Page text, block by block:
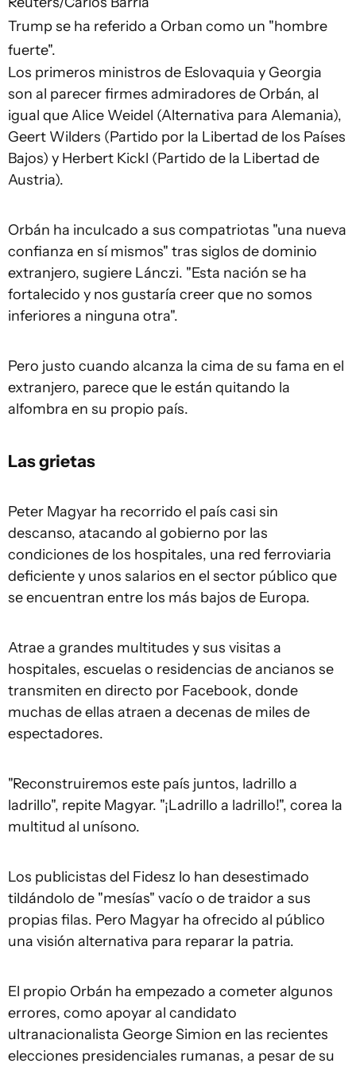
Trump se ha referido a Orban como un "hombre
fuerte".
Los primeros ministros de Eslovaquia y Georgia
son al parecer firmes admiradores de Orbán, al
igual que Alice Weidel (Alternativa para Alemania),
Geert Wilders (Partido por la Libertad de los Países
Bajos) y Herbert Kickl (Partido de la Libertad de
Austria).
Orbán ha inculcado a sus compatriotas "una nueva
confianza en sí mismos" tras siglos de dominio
extranjero, sugiere Lánczi. "Esta nación se ha
fortalecido y nos gustaría creer que no somos
inferiores a ninguna otra".
Pero justo cuando alcanza la cima de su fama en el
extranjero, parece que le están quitando la
alfombra en su propio país.
Las grietas
Peter Magyar ha recorrido el país casi sin
descanso, atacando al gobierno por las
condiciones de los hospitales, una red ferroviaria
deficiente y unos salarios en el sector público que
se encuentran entre los más bajos de Europa.
Atrae a grandes multitudes y sus visitas a
hospitales, escuelas o residencias de ancianos se
transmiten en directo por Facebook, donde
muchas de ellas atraen a decenas de miles de
espectadores.
"Reconstruiremos este país juntos, ladrillo a
ladrillo", repite Magyar. "¡Ladrillo a ladrillo!", corea la
multitud al unísono.
Los publicistas del Fidesz lo han desestimado
tildándolo de "mesías" vacío o de traidor a sus
propias filas. Pero Magyar ha ofrecido al público
una visión alternativa para reparar la patria.
El propio Orbán ha empezado a cometer algunos
errores, como apoyar al candidato
ultranacionalista George Simion en las recientes
elecciones presidenciales rumanas, a pesar de su